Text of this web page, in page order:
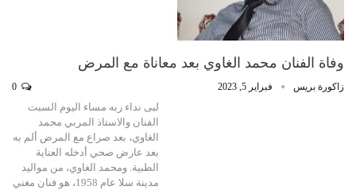
وفاة الفنان محمد الغاوي بعد معاناة مع المرض
زاكورة بريس فبراير 5, 2023
لبى نداء ربه مساء اليوم السبت
الفنان والاستاذ المربي محمد
الغاوي، بعد صراع مع المرض ألم به
بعد عارض صحي أدخله العناية
الطبية. ومحمد الغاوي، من مواليد
مدينة سلا عام 1958، هو فنان مغني